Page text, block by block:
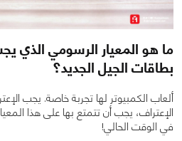
ما هو المعيار الرسومي الذي
بطاقات الجيل الجديد؟
ألعاب الكمبيوتر لها تجربة خاصة. يجب
الإعتراف، يجب أن تتمتع بها على هذا
في الوقت الحالي!